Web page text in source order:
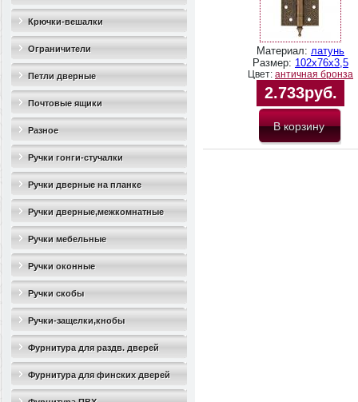
Крючки-вешалки
Ограничители
дверные(стопоры)
Петли дверные
Почтовые ящики
Разное
Ручки гонги-стучалки
Ручки дверные на планке
Ручки дверные,межкомнатные
Ручки мебельные
Ручки оконные
Ручки скобы
Ручки-защелки,кнобы
Фурнитура для раздв. дверей
Фурнитура для финских дверей
Материал: латунь
Размер: 102х76х3,5
Цвет: античная бронза
2.733руб.